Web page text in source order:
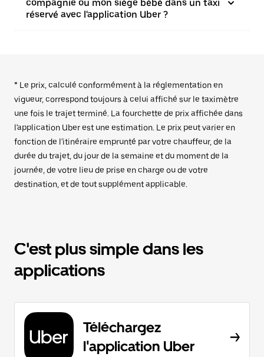
compagnie ou mon siège bébé dans un taxi
réservé avec l'application Uber ?
* Le prix, calculé conformément à la réglementation en
vigueur, correspond toujours à celui affiché sur le taximètre
une fois le trajet terminé. La fourchette de prix affichée dans
l'application Uber est une estimation. Le prix peut varier en
fonction de l'itinéraire emprunté par votre chauffeur, de la
durée du trajet, du jour de la semaine et du moment de la
journée, de votre lieu de prise en charge ou de votre
destination, et de tout supplément applicable.
C'est plus simple dans les
applications
Téléchargez
l'application Uber